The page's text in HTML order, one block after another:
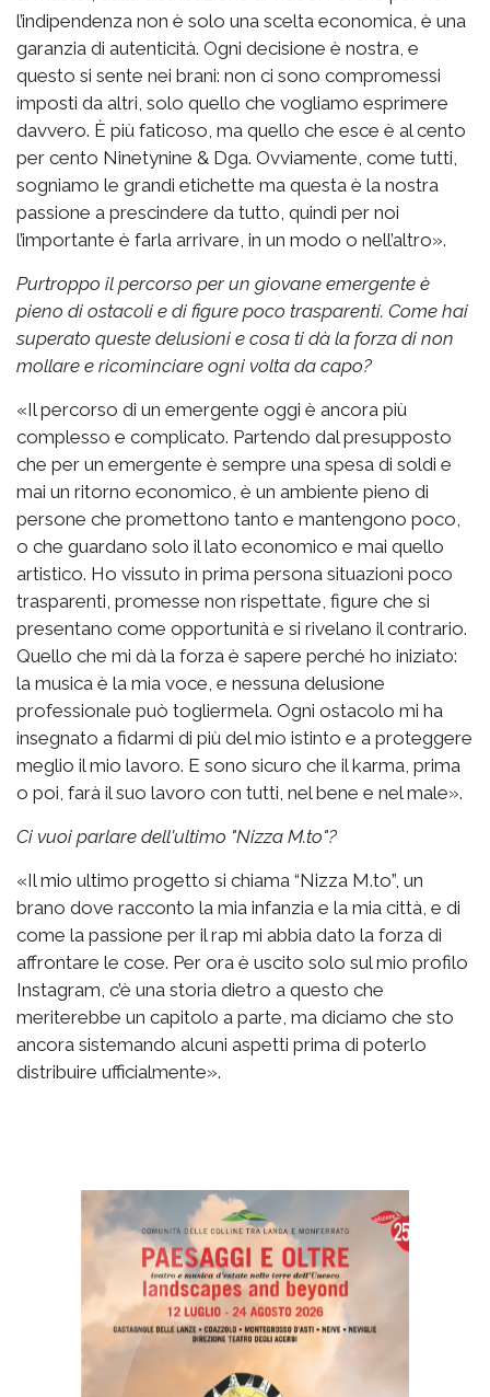
l’indipendenza non è solo una scelta economica, è una
garanzia di autenticità. Ogni decisione è nostra, e
questo si sente nei brani: non ci sono compromessi
imposti da altri, solo quello che vogliamo esprimere
davvero. È più faticoso, ma quello che esce è al cento
per cento Ninetynine & Dga. Ovviamente, come tutti,
sogniamo le grandi etichette ma questa è la nostra
passione a prescindere da tutto, quindi per noi
l’importante è farla arrivare, in un modo o nell’altro».
Purtroppo il percorso per un giovane emergente è
pieno di ostacoli e di figure poco trasparenti. Come hai
superato queste delusioni e cosa ti dà la forza di non
mollare e ricominciare ogni volta da capo?
«Il percorso di un emergente oggi è ancora più
complesso e complicato. Partendo dal presupposto
che per un emergente è sempre una spesa di soldi e
mai un ritorno economico, è un ambiente pieno di
persone che promettono tanto e mantengono poco,
o che guardano solo il lato economico e mai quello
artistico. Ho vissuto in prima persona situazioni poco
trasparenti, promesse non rispettate, figure che si
presentano come opportunità e si rivelano il contrario.
Quello che mi dà la forza è sapere perché ho iniziato:
la musica è la mia voce, e nessuna delusione
professionale può togliermela. Ogni ostacolo mi ha
insegnato a fidarmi di più del mio istinto e a proteggere
meglio il mio lavoro. E sono sicuro che il karma, prima
o poi, farà il suo lavoro con tutti, nel bene e nel male».
Ci vuoi parlare dell'ultimo "Nizza M.to"?
«Il mio ultimo progetto si chiama “Nizza M.to”, un
brano dove racconto la mia infanzia e la mia città, e di
come la passione per il rap mi abbia dato la forza di
affrontare le cose. Per ora è uscito solo sul mio profilo
Instagram, c’è una storia dietro a questo che
meriterebbe un capitolo a parte, ma diciamo che sto
ancora sistemando alcuni aspetti prima di poterlo
distribuire ufficialmente».